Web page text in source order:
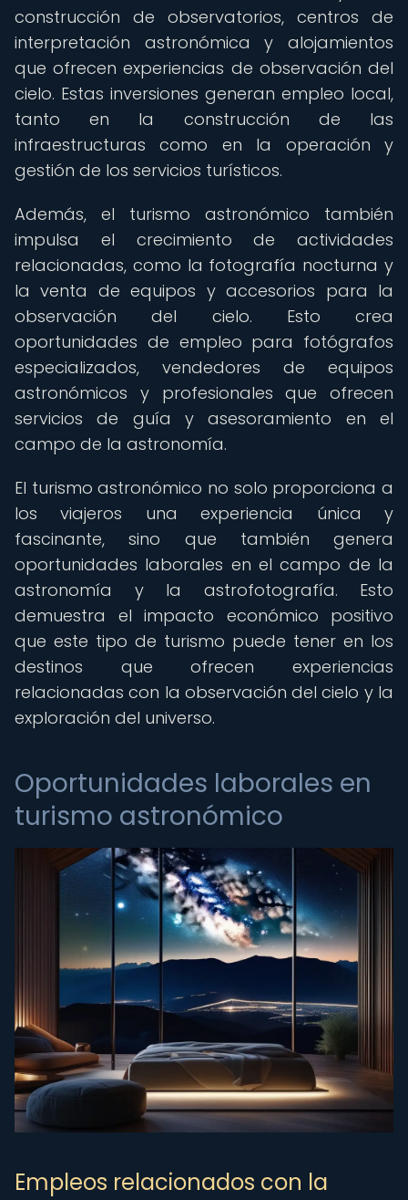
construcción de observatorios, centros de
interpretación astronómica y alojamientos
que ofrecen experiencias de observación del
cielo. Estas inversiones generan empleo local,
tanto en la construcción de las
infraestructuras como en la operación y
gestión de los servicios turísticos.
Además, el turismo astronómico también
impulsa el crecimiento de actividades
relacionadas, como la fotografía nocturna y
la venta de equipos y accesorios para la
observación del cielo. Esto crea
oportunidades de empleo para fotógrafos
especializados, vendedores de equipos
astronómicos y profesionales que ofrecen
servicios de guía y asesoramiento en el
campo de la astronomía.
El turismo astronómico no solo proporciona a
los viajeros una experiencia única y
fascinante, sino que también genera
oportunidades laborales en el campo de la
astronomía y la astrofotografía. Esto
demuestra el impacto económico positivo
que este tipo de turismo puede tener en los
destinos que ofrecen experiencias
relacionadas con la observación del cielo y la
exploración del universo.
Oportunidades laborales en
turismo astronómico
Empleos relacionados con la